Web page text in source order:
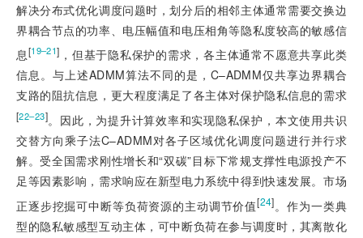
解决分布式优化调度问题时，划分后的相邻主体通常需要交换边
界耦合节点的功率、电压幅值和电压相角等隐私度较高的敏感信
息[19–21] ，但基于隐私保护的需求，各主体通常不愿意共享此类
信息。与上述ADMM算法不同的是，C–ADMM仅共享边界耦合
支路的阻抗信息，更大程度满足了各主体对保护隐私信息的需求
[22–23]。因此，为提升计算效率和实现隐私保护，本文使用共识
交替方向乘子法C–ADMM对各子区域优化调度问题进行并行求
解。受全国需求刚性增长和“双碳”目标下常规支撑性电源投产不
足等因素影响，需求响应在新型电力系统中得到快速发展。市场
正逐步挖掘可中断等负荷资源的主动调节价值[24]。作为一类典
型的隐私敏感型互动主体，可中断负荷在参与调度时，其离散化